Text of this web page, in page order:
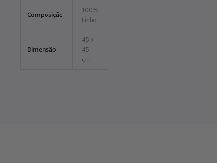
Composição
100%
Linho
Dimensão
45 x
45
cm